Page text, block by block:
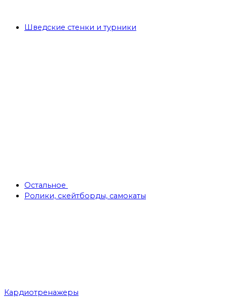
Шведские стенки и турники
Остальное
Ролики, скейтборды, самокаты
Кардиотренажеры